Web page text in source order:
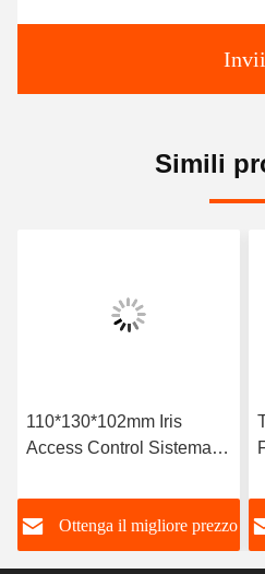
Invii
Simili
110*130*102mm Iris
Access Control Sistema di
Ottenga il migliore prezzo